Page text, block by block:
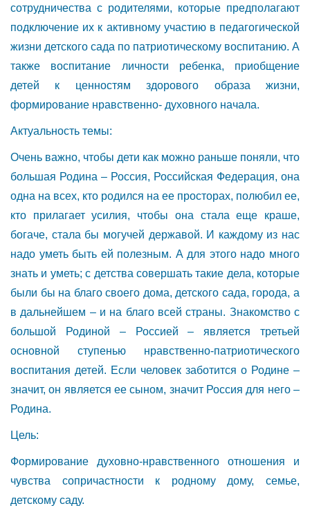
сотрудничества с родителями, которые предполагают
подключение их к активному участию в педагогической
жизни детского сада по патриотическому воспитанию. А
также воспитание личности ребенка, приобщение
детей к ценностям здорового образа жизни,
формирование нравственно- духовного начала.
Актуальность темы:
Очень важно, чтобы дети как можно раньше поняли, что
большая Родина – Россия, Российская Федерация, она
одна на всех, кто родился на ее просторах, полюбил ее,
кто прилагает усилия, чтобы она стала еще краше,
богаче, стала бы могучей державой. И каждому из нас
надо уметь быть ей полезным. А для этого надо много
знать и уметь; с детства совершать такие дела, которые
были бы на благо своего дома, детского сада, города, а
в дальнейшем – и на благо всей страны. Знакомство с
большой Родиной – Россией – является третьей
основной ступенью нравственно-патриотического
воспитания детей. Если человек заботится о Родине –
значит, он является ее сыном, значит Россия для него –
Родина.
Цель:
Формирование духовно-нравственного отношения и
чувства сопричастности к родному дому, семье,
детскому саду.